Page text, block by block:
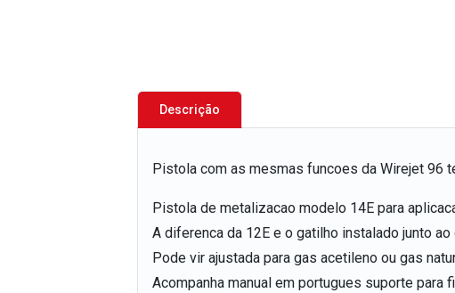
Descrição
Pistola com as mesmas funcoes da Wirejet 96
Pistola de metalizacao modelo 14E para
A diferenca da 12E e o gatilho instalado junto
Pode vir ajustada para gas acetileno ou gas
Acompanha manual em portugues suporte